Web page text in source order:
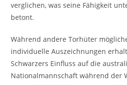
verglichen, was seine Fähigkeit
betont.
Während andere Torhüter
individuelle Auszeichnungen
Schwarzers Einfluss auf die
Nationalmannschaft während der